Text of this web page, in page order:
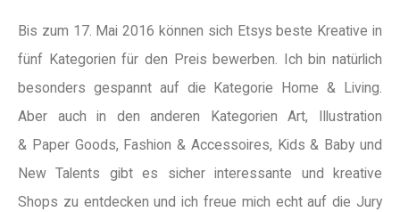
Bis zum 17. Mai 2016 können sich Etsys beste Kreative in
fünf Kategorien für den Preis bewerben. Ich bin natürlich
besonders gespannt auf die Kategorie Home & Living.
Aber auch in den anderen Kategorien Art, Illustration
& Paper Goods, Fashion & Accessoires, Kids & Baby und
New Talents gibt es sicher interessante und kreative
Shops zu entdecken und ich freue mich echt auf die Jury